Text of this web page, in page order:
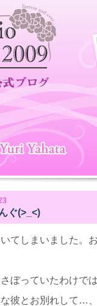
ぐ(>_<)
てしまいました。
ぼっていたわけで
彼とお別れして…